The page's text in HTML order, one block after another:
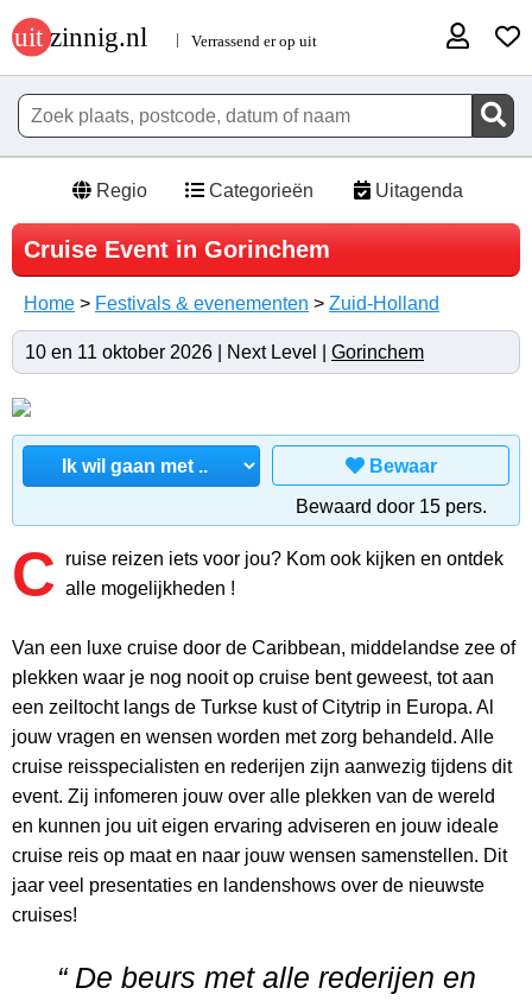
Regio Categorieën Uitagenda
Cruise Event in Gorinchem
Home > Festivals & evenementen > Zuid-Holland
10 en 11 oktober 2026 | Next Level | Gorinchem
Bewaar
Bewaard door 15 pers.
C ruise reizen iets voor jou? Kom ook kijken en ontdek
alle mogelijkheden !
Van een luxe cruise door de Caribbean, middelandse zee of
plekken waar je nog nooit op cruise bent geweest, tot aan
een zeiltocht langs de Turkse kust of Citytrip in Europa. Al
jouw vragen en wensen worden met zorg behandeld. Alle
cruise reisspecialisten en rederijen zijn aanwezig tijdens dit
event. Zij infomeren jouw over alle plekken van de wereld
en kunnen jou uit eigen ervaring adviseren en jouw ideale
cruise reis op maat en naar jouw wensen samenstellen. Dit
jaar veel presentaties en landenshows over de nieuwste
cruises!
“ De beurs met alle rederijen en